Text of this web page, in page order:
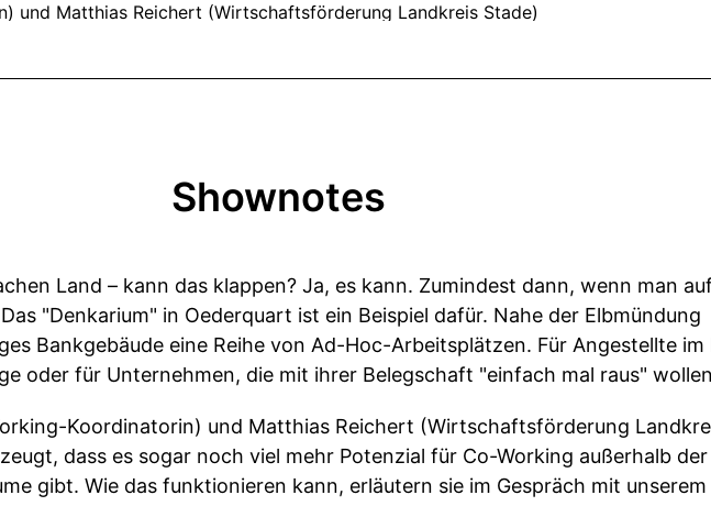
Shownotes
Land – kann das klappen? Ja, es kann. Zumindest dann, wenn man
"Denkarium" in Oederquart ist ein Beispiel dafür. Nahe der Elbmündung
Bankgebäude eine Reihe von Ad-Hoc-Arbeitsplätzen. Für Angestellte im
oder für Unternehmen, die mit ihrer Belegschaft "einfach mal raus"
Koordinatorin) und Matthias Reichert (Wirtschaftsförderung
dass es sogar noch viel mehr Potenzial für Co-Working außerhalb der
gibt. Wie das funktionieren kann, erläutern sie im Gespräch mit